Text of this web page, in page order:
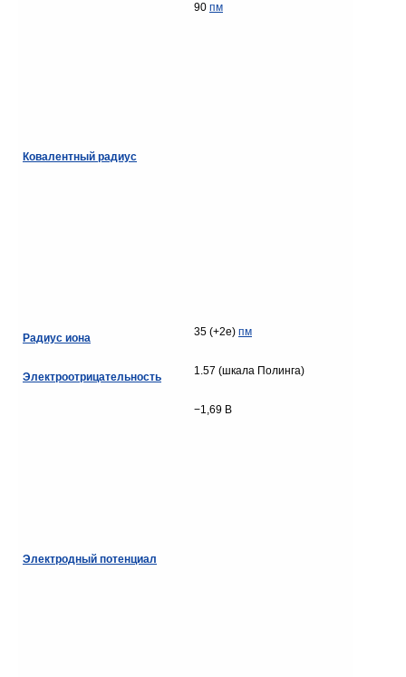
Ковалентный радиус
90 пм
Радиус иона 35 (+2e) пм
Электроотрицательность 1.57 (шкала Полинга)
Электродный потенциал
−1,69 В